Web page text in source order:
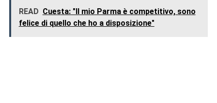
READ Cuesta: "Il mio Parma è competitivo, sono
felice di quello che ho a disposizione"